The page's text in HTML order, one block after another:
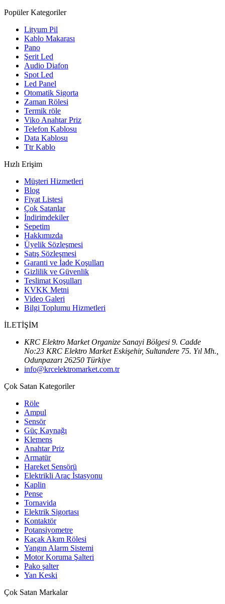
Popüler Kategoriler
Lityum Pil
Kablo Makarası
Pano
Şerit Led
Audio Diafon
Spot Led
Led Panel
Otomatik Sigorta
Zaman Rölesi
Termik röle
Viko Anahtar Priz
Telefon Kablosu
Data Kablosu
Ttr Kablo
Hızlı Erişim
Müşteri Hizmetleri
Blog
Fiyat Listesi
Çok Satanlar
İndirimdekiler
Sepetim
Hakkımızda
Üyelik Sözleşmesi
Satış Sözleşmesi
Garanti ve İade Koşulları
Gizlilik ve Güvenlik
Teslimat Koşulları
KVKK Metni
Video Galeri
Bilgi Toplumu Hizmetleri
İLETİŞİM
KRC Elektro Market Organize Sanayi Bölgesi 9. Cadde
No:23 KRC Elektro Market Eskişehir, Sultandere 75. Yıl Mh.,
Odunpazarı 26250 Türkiye
info@krcelektromarket.com.tr
Çok Satan Kategoriler
Röle
Ampul
Sensör
Güç Kaynağı
Klemens
Anahtar Priz
Armatür
Hareket Sensörü
Elektrikli Araç İstasyonu
Kaplin
Pense
Tornavida
Elektrik Sigortası
Kontaktör
Potansiyometre
Kaçak Akım Rölesi
Yangın Alarm Sistemi
Motor Koruma Şalteri
Pako şalter
Yan Keski
Çok Satan Markalar